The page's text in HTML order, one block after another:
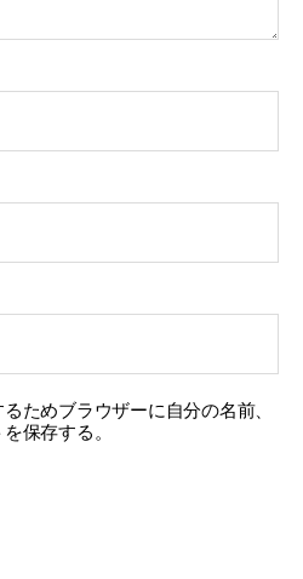
ためブラウザーに自分の名前、
保存する。